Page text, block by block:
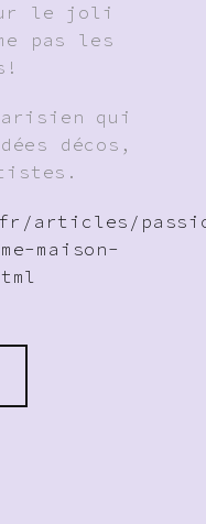
le joli
pas les
qui
décos,
articles/
maison-